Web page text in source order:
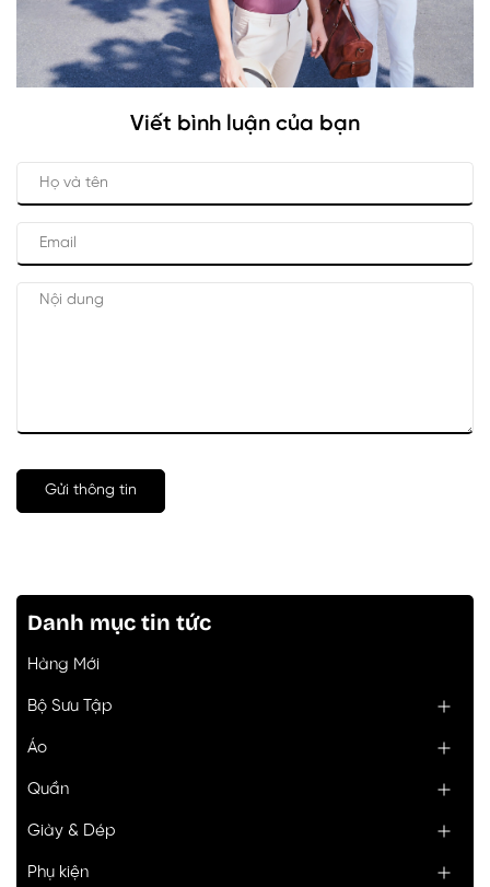
Viết bình luận của bạn
Gửi thông tin
Danh mục tin tức
Hàng Mới
Bộ Sưu Tập
Áo
Quần
Giày & Dép
Phụ kiện